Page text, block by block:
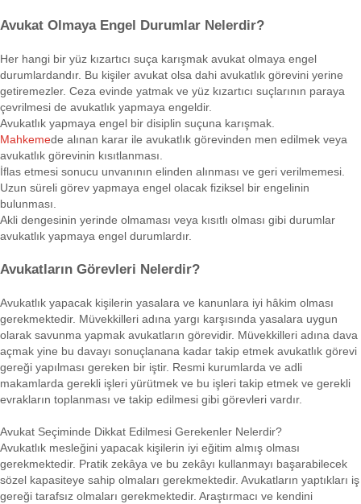
Avukat Olmaya Engel Durumlar Nelerdir?
Her hangi bir yüz kızartıcı suça karışmak avukat olmaya engel
durumlardandır. Bu kişiler avukat olsa dahi avukatlık görevini yerine
getiremezler. Ceza evinde yatmak ve yüz kızartıcı suçlarının paraya
çevrilmesi de avukatlık yapmaya engeldir.
Avukatlık yapmaya engel bir disiplin suçuna karışmak.
Mahkemede alınan karar ile avukatlık görevinden men edilmek veya
avukatlık görevinin kısıtlanması.
İflas etmesi sonucu unvanının elinden alınması ve geri verilmemesi.
Uzun süreli görev yapmaya engel olacak fiziksel bir engelinin
bulunması.
Akli dengesinin yerinde olmaması veya kısıtlı olması gibi durumlar
avukatlık yapmaya engel durumlardır.
Avukatların Görevleri Nelerdir?
Avukatlık yapacak kişilerin yasalara ve kanunlara iyi hâkim olması
gerekmektedir. Müvekkilleri adına yargı karşısında yasalara uygun
olarak savunma yapmak avukatların görevidir. Müvekkilleri adına dava
açmak yine bu davayı sonuçlanana kadar takip etmek avukatlık görevi
gereği yapılması gereken bir iştir. Resmi kurumlarda ve adli
makamlarda gerekli işleri yürütmek ve bu işleri takip etmek ve gerekli
evrakların toplanması ve takip edilmesi gibi görevleri vardır.
Avukat Seçiminde Dikkat Edilmesi Gerekenler Nelerdir?
Avukatlık mesleğini yapacak kişilerin iyi eğitim almış olması
gerekmektedir. Pratik zekâya ve bu zekâyı kullanmayı başarabilecek
sözel kapasiteye sahip olmaları gerekmektedir. Avukatların yaptıkları iş
gereği tarafsız olmaları gerekmektedir. Araştırmacı ve kendini